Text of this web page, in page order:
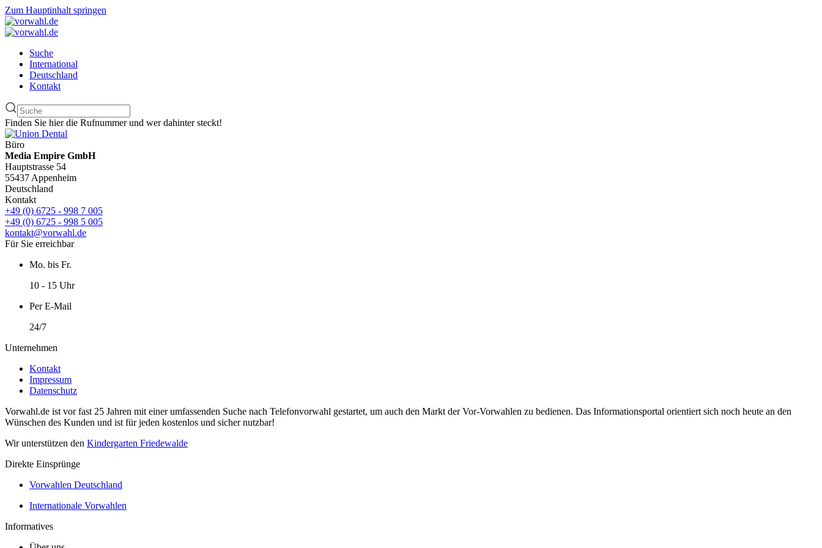
Zum Hauptinhalt springen
Suche
International
Deutschland
Kontakt
Finden Sie hier die Rufnummer und wer dahinter steckt!
Büro
Media Empire GmbH
Hauptstrasse 54
55437 Appenheim
Deutschland
Kontakt
+49 (0) 6725 - 998 7 005
+49 (0) 6725 - 998 5 005
kontakt@vorwahl.de
Für Sie erreichbar
Mo. bis Fr.
10 - 15 Uhr
Per E-Mail
24/7
Unternehmen
Kontakt
Impressum
Datenschutz
Vorwahl.de ist vor fast 25 Jahren mit einer umfassenden Suche nach Telefonvorwahl gestartet, um auch den Markt der Vor-Vorwahlen zu bedienen. Das Informationsportal orientiert sich noch heute an den
Wünschen des Kunden und ist für jeden kostenlos und sicher nutzbar!
Wir unterstützen den Kindergarten Friedewalde
Direkte Einsprünge
Vorwahlen Deutschland
Internationale Vorwahlen
Informatives